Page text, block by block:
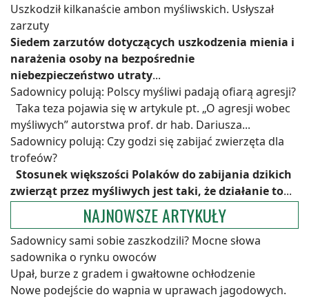
Uszkodził kilkanaście ambon myśliwskich. Usłyszał
zarzuty
Siedem zarzutów dotyczących uszkodzenia mienia i
narażenia osoby na bezpośrednie
niebezpieczeństwo utraty...
Sadownicy polują: Polscy myśliwi padają ofiarą agresji?
Taka teza pojawia się w artykule pt. „O agresji wobec
myśliwych” autorstwa prof. dr hab. Dariusza...
Sadownicy polują: Czy godzi się zabijać zwierzęta dla
trofeów?
Stosunek większości Polaków do zabijania dzikich
zwierząt przez myśliwych jest taki, że działanie to...
NAJNOWSZE ARTYKUŁY
Sadownicy sami sobie zaszkodzili? Mocne słowa
sadownika o rynku owoców
Upał, burze z gradem i gwałtowne ochłodzenie
Nowe podejście do wapnia w uprawach jagodowych.